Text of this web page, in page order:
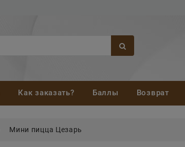
Как заказать? Баллы Возврат
Мини пицца Цезарь